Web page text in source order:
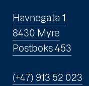
Havnegata 1
8430 Myre
Postboks 453
(+47) 913 52 023